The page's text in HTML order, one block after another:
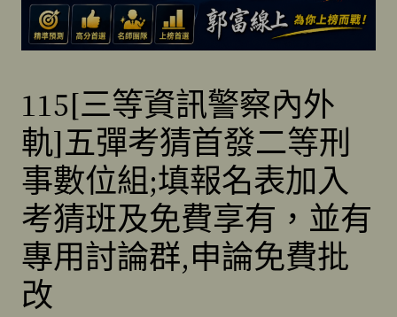
115[三等資訊警察內外
軌]五彈考猜首發二等刑
事數位組;填報名表加入
考猜班及免費享有，並有
專用討論群,申論免費批
改